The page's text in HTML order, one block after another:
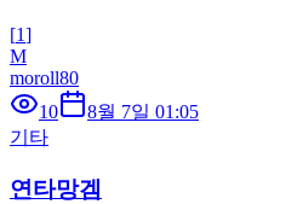
[1]
M
moroll80
10
8월 7일 01:05
기타
연타망겜